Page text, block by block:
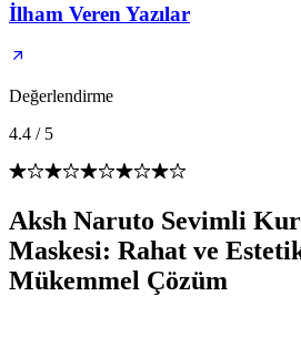
İlham Veren Yazılar
Değerlendirme
4.4 / 5
Aksh Naruto Sevimli
Maskesi: Rahat ve
Mükemmel Çözüm